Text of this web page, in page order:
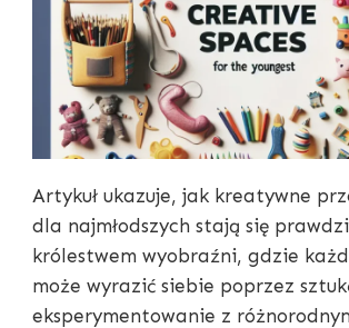
Artykuł ukazuje, jak kreatywne
dla najmłodszych stają się
królestwem wyobraźni, gdzie
może wyrazić siebie poprzez
eksperymentowanie z